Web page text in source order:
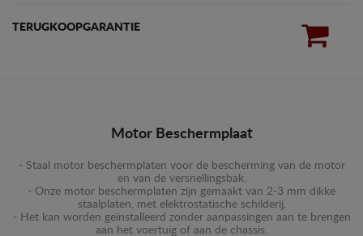
TERUGKOOPGARANTIE
Motor Beschermplaat
- Staal motor beschermplaten voor de bescherming van de motor
en van de versnellingsbak.
- Onze motor beschermplaten zijn gemaakt van 2-3 mm dikke
staalplaten, met elektrostatische schilderij.
- Het kan worden geïnstalleerd zonder aanpassingen aan te brengen
aan het voertuig of aan de chassis.